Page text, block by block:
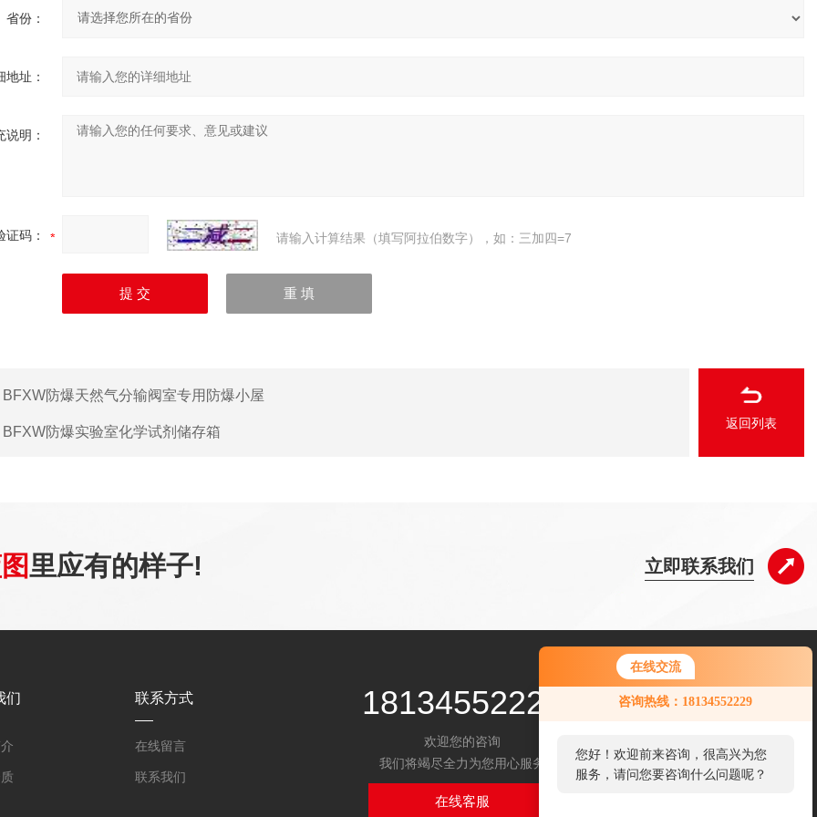
在线交流
咨询热线：18134552229
您好！欢迎前来咨询，很高兴为您
服务，请问您要咨询什么问题呢？
省份：
地址：
说明：
证码： 请输入计算结果（填写阿拉伯数字），如：三加四=7
BFXW防爆天然气分输阀室专用防爆小屋
BFXW防爆实验室化学试剂储存箱
返回列表
里应有的样子! 立即联系我们
们 联系方式
在线留言
联系我们
18134552229
欢迎您的咨询
我们将竭尽全力为您用心服务
在线客服